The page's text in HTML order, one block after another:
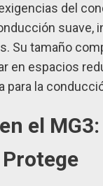
del
suave,
Su tamaño
en espacios
para la
el MG3: